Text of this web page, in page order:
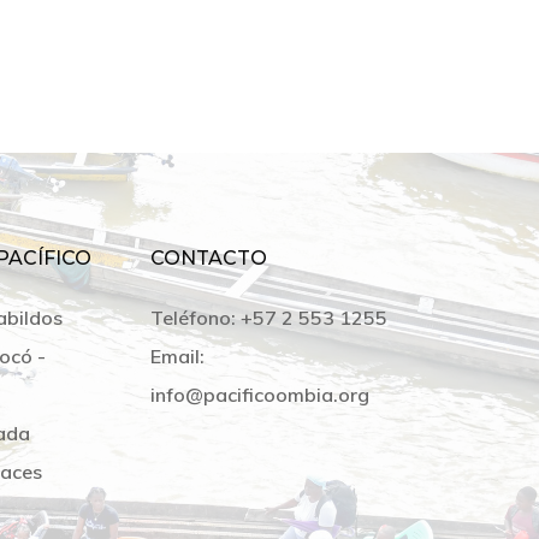
-
CONTACTO
Teléfono: +57 2 553 1255
Email:
info@pacificoombia.org